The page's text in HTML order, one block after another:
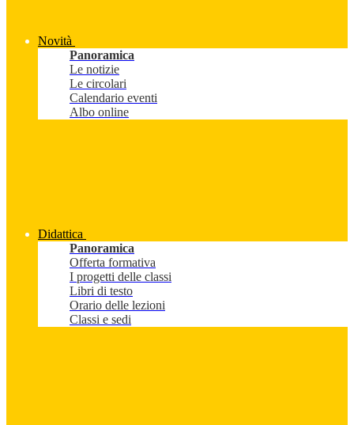
Novità
Panoramica
Le notizie
Le circolari
Calendario eventi
Albo online
Didattica
Panoramica
Offerta formativa
I progetti delle classi
Libri di testo
Orario delle lezioni
Classi e sedi